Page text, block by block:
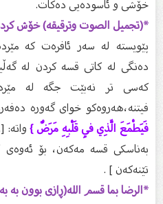
خۆشى و ئاسودەیی دەكات.
*(تجميل الصوت وترقيقه) خۆش
پێویستە لە سەر ئافرەت كە
دەنگى لە كاتى قسە كردن لە
كەسى تر نەبێت جگە لە
فیتنە،هەروەكو خواى گەورە
فَيَطْمَعَ الَّذِي فِي قَلْبِهِ مَرَضٌ }واتە: [...
بەناسكى قسە مەكەن، بۆ ئەوەى
تێنەكەن ] .
*الرضا بما قسم الله(ڕازى بوون بە